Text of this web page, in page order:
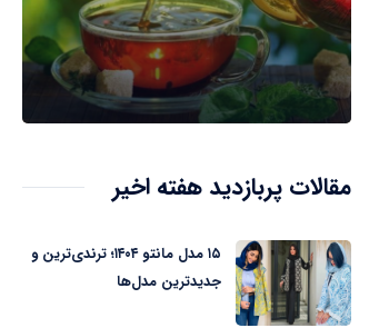
مقالات پربازدید هفته اخیر
۱۵ مدل مانتو ۱۴۰۴؛ ترندی‌ترین و
جدیدترین مدل‌ها